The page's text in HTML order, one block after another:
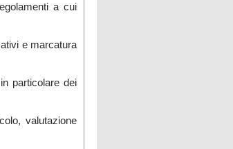
a cui
e marcatura
particolare dei
valutazione